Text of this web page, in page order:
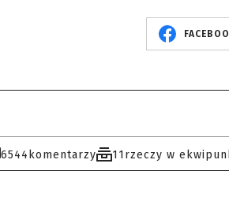
6544 komentarzy 11rzeczy w